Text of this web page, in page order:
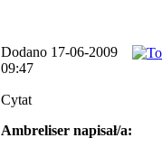
Dodano 17-06-2009
09:47
Cytat
Ambreliser napisał/a: